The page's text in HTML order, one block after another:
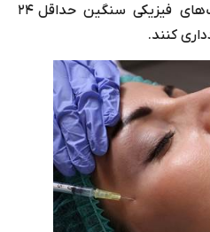
بیماران باید از انجام فعالیت‌های فیزیکی سنگین حداقل ۲۴